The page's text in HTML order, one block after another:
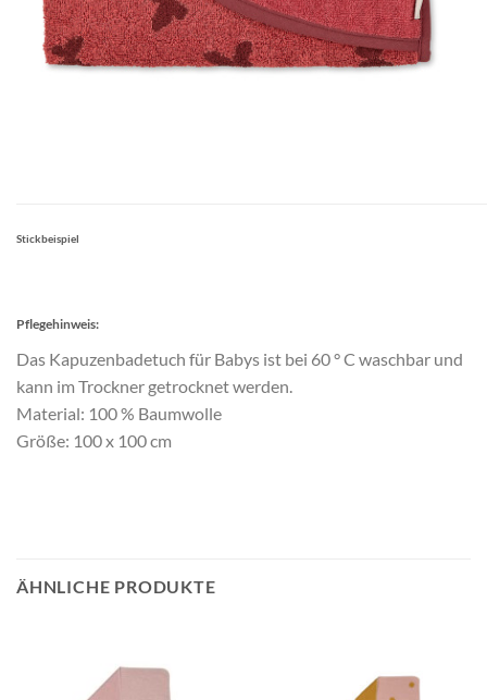
Stickbeispiel
Pflegehinweis:
Das Kapuzenbadetuch für Babys ist bei 60 ° C waschbar und
kann im Trockner getrocknet werden.
Material: 100 % Baumwolle
Größe: 100 x 100 cm
ÄHNLICHE PRODUKTE